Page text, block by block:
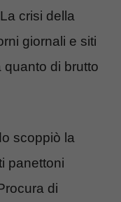
crisi della
giornali e siti
di brutto
scoppiò la
panettoni
di